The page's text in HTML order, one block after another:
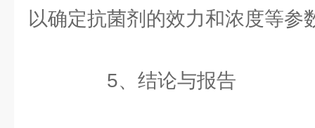
以确定抗菌剂的效力和浓度等参
5、结论与报告